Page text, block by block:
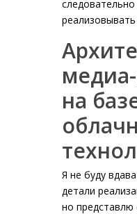
на
Я не буду
детали
но представлю